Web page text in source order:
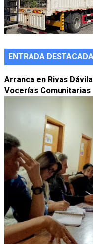
ENTRADA DESTACADA
Arranca en Rivas
Vocerías Comunitarias